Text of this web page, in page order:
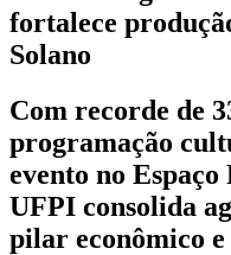
fortalece
Solano
Com recorde de
programação
evento no Espaço
UFPI consolida
pilar econômico e